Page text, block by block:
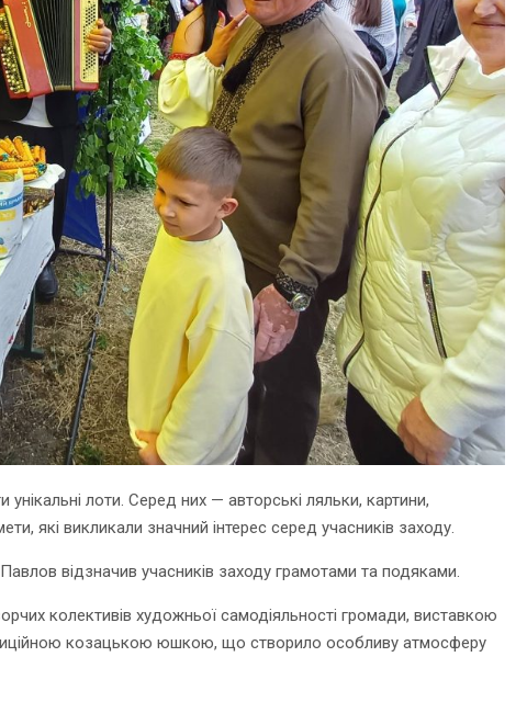
лоти. Серед них — авторські ляльки, картини,
які викликали значний інтерес серед учасників заходу.
відзначив учасників заходу грамотами та подяками.
колективів художньої самодіяльності громади, виставкою
козацькою юшкою, що створило особливу атмосферу